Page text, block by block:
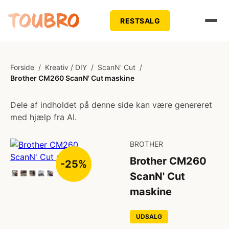
RESTSALG
Forside / Kreativ / DIY / ScanN' Cut /
Brother CM260 ScanN' Cut maskine
Dele af indholdet på denne side kan være genereret
med hjælp fra AI.
-25%
BROTHER
Brother CM260
ScanN' Cut
maskine
UDSALG